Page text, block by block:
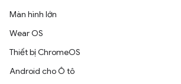
Màn hình lớn
Wear OS
Thiết bị ChromeOS
Android cho Ô tô